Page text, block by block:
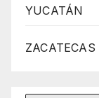
YUCATÁN
ZACATECAS